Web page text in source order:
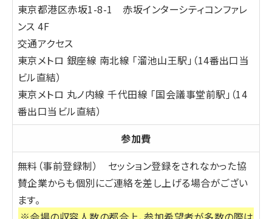
東京都港区赤坂1-8-1 赤坂インターシティコンファレ
ンス 4F
交通アクセス
東京メトロ 銀座線 南北線 「溜池山王駅」（14番出口当
ビル直結）
東京メトロ 丸ノ内線 千代田線 「国会議事堂前駅」（14
番出口当ビル直結）
参加費
無料（事前登録制） セッション登録をされなかった協
賛企業からも個別にご連絡を差し上げる場合がござい
ます。